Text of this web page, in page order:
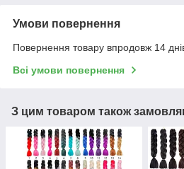
Умови повернення
Повернення товару впродовж 14
Всі умови повернення
З цим товаром також